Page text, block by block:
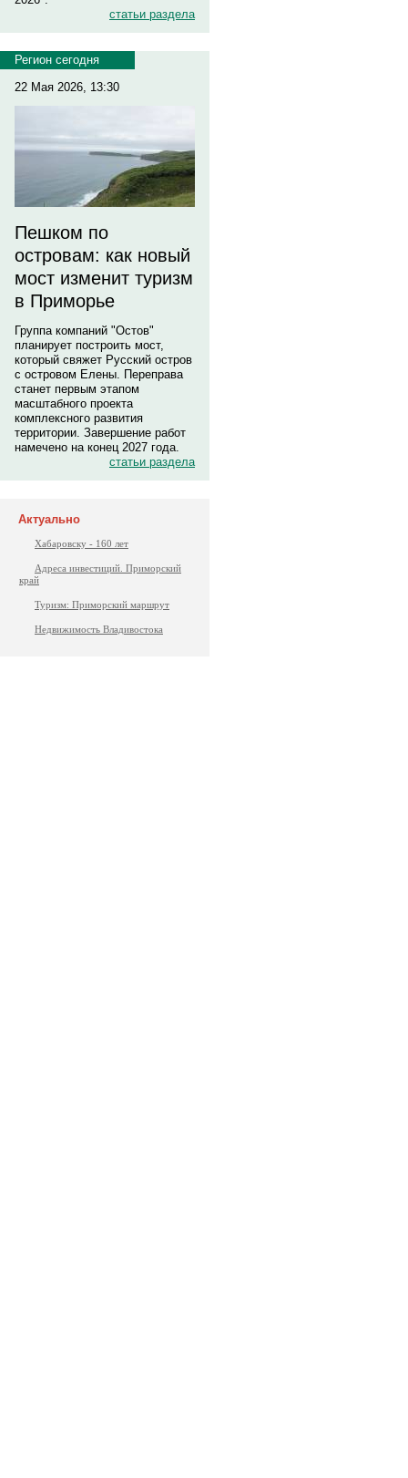
статьи раздела
Регион сегодня
22 Мая 2026, 13:30
Пешком по
островам: как новый
мост изменит туризм
в Приморье
Группа компаний "Остов"
планирует построить мост,
который свяжет Русский остров
с островом Елены. Переправа
станет первым этапом
масштабного проекта
комплексного развития
территории. Завершение работ
намечено на конец 2027 года.
статьи раздела
Актуально
Хабаровску - 160 лет
Адреса инвестиций. Приморский
край
Туризм: Приморский маршрут
Недвижимость Владивостока